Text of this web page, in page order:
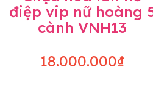
điệp vip nữ hoàng
cành VNH13
18.000.000₫